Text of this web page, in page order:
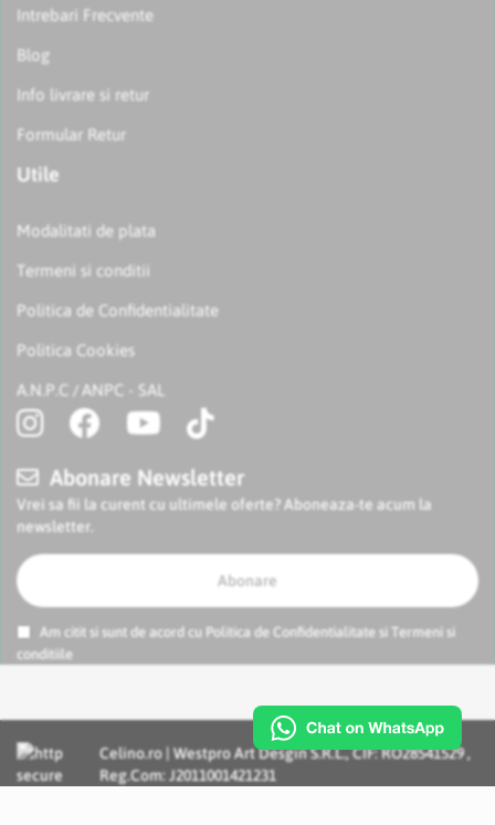
Intrebari Frecvente
Blog
Info livrare si retur
Formular Retur
Utile
Modalitati de plata
Termeni si conditii
Politica de Confidentialitate
Politica Cookies
A.N.P.C / ANPC - SAL
Abonare Newsletter
Vrei sa fii la curent cu ultimele oferte? Aboneaza-te acum la
newsletter.
Abonare
Am citit si sunt de acord cu Politica de Confidentialitate si
Termeni si
conditiile
Celino.ro | Westpro Art Desgin S.R.L., CIF: RO28541529 ,
Reg.Com: J2011001421231